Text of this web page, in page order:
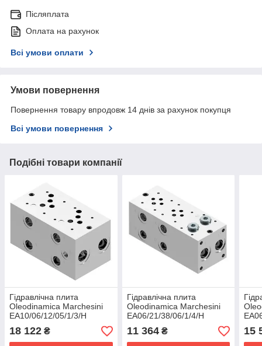
Післяплата
Оплата на рахунок
Всі умови оплати
Умови повернення
Повернення товару впродовж 14 днів за рахунок покупця
Всі умови повернення
Подібні товари компанії
Гідравлічна плита
Oleodinamica Marchesini
EA10/06/12/05/1/3/H
18 122 ₴
Гідравлічна плита
Oleodinamica Marchesini
EA06/21/38/06/1/4/H
11 364₴ 15